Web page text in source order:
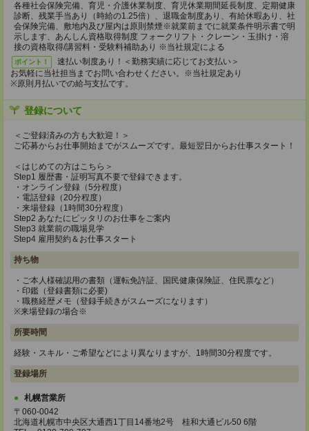
各種社会保険完備、育児・介護休業制度、育児休業期間延長制度、定期健康
診断、残業手当あり（時給の1.25倍）、退職金制度あり、有給休暇あり、社
会保険完備、敷地内及び屋内は原則禁煙※就業前までに就業条件明示書で明
示します、あんしん資格取得制度 フォークリフト・クレーン・玉掛け・溶
接の資格取得/講習料・受験料補助あり ※当社規定による
ポイント！
速払い制度あり！＜勤務実績に応じてお支払い＞
お気軽に当社担当までお問い合わせください。※当社規定あり
※原則月払いでの給与支払です。
登録について
＜ご登録済みの方も大歓迎！＞
ご応募からお仕事開始までがスムーズです。最短翌日からお仕事スタート！
＜はじめての方はこちら＞
Step1 履歴書・証明写真不要で登録できます。
・オンライン登録（5分程度）
・電話登録（20分程度）
・来場登録（1時間30分程度）
Step2 あなたにピッタリのお仕事をご案内
Step3 就業前の職場見学
Step4 雇用契約＆お仕事スタート
持ち物
・ご本人様確認用の書類（運転免許証、国民健康保険証、住民票など）
・印鑑（登録書類に必要)
・職務経歴メモ（登録手続きがスムーズになります）
※来場登録の場合※
所要時間
経験・スキル・ご希望などにより異なりますが、1時間30分程度です。
登録場所
札幌営業所
〒060-0042
北海道札幌市中央区大通西1丁目14番地2号 桂和大通ビル50 6階